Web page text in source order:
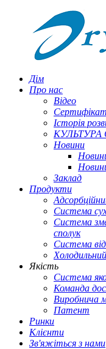
Дім
Про нас
Відео
Історія
КУЛЬТУРА
Новини
Заклад
Продукти
Система
Система
сполук
Система
Якість
Система
Команда
Виробнича
Патент
Ринки
Клієнти
Зв'яжіться з нами